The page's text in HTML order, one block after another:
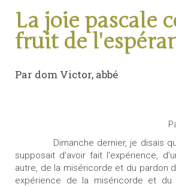
La joie pascale
fruit de
Par dom Victor, abbé
Dimanche dernier, je disais
supposait d’avoir fait l’expérience,
autre, de la miséricorde et du pardon
expérience de la miséricorde et du